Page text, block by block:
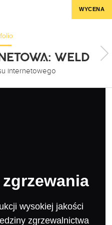
WYCENA
WELD
internetowego
wysokiej jakości
zgrzewalnictwa